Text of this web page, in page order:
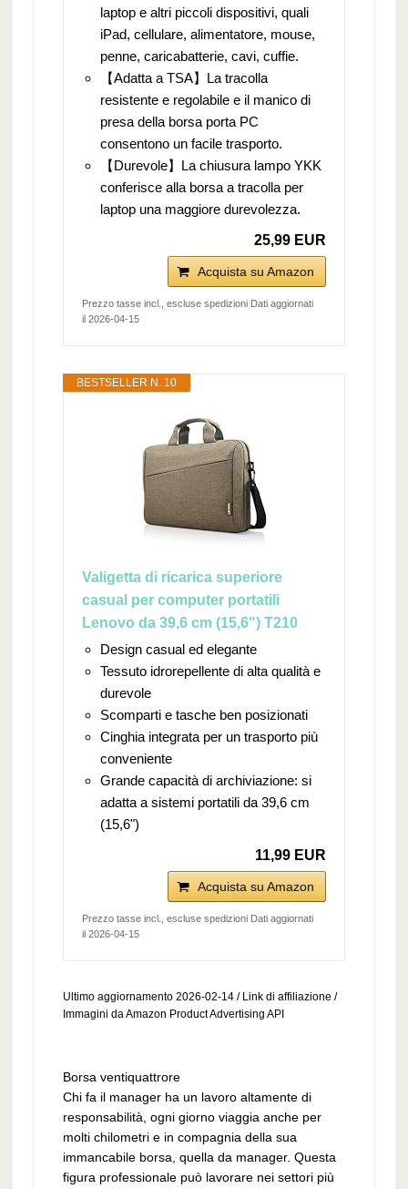
laptop e altri piccoli dispositivi, quali
iPad, cellulare, alimentatore, mouse,
penne, caricabatterie, cavi, cuffie.
【Adatta a TSA】La tracolla
resistente e regolabile e il manico di
presa della borsa porta PC
consentono un facile trasporto.
【Durevole】La chiusura lampo YKK
conferisce alla borsa a tracolla per
laptop una maggiore durevolezza.
25,99 EUR
Acquista su Amazon
Prezzo tasse incl., escluse spedizioni Dati aggiornati
il 2026-04-15
BESTSELLER N. 10
Valigetta di ricarica superiore
casual per computer portatili
Lenovo da 39,6 cm (15,6") T210
Design casual ed elegante
Tessuto idrorepellente di alta qualità e
durevole
Scomparti e tasche ben posizionati
Cinghia integrata per un trasporto più
conveniente
Grande capacità di archiviazione: si
adatta a sistemi portatili da 39,6 cm
(15,6")
11,99 EUR
Acquista su Amazon
Prezzo tasse incl., escluse spedizioni Dati aggiornati
il 2026-04-15
Ultimo aggiornamento 2026-02-14 / Link di affiliazione /
Immagini da Amazon Product Advertising API
Borsa ventiquattrore
Chi fa il manager ha un lavoro altamente di
responsabilità, ogni giorno viaggia anche per
molti chilometri e in compagnia della sua
immancabile borsa, quella da manager. Questa
figura professionale può lavorare nei settori più